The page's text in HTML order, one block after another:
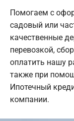
Помогаем с
садовый или
качественные
перевозкой,
оплатить нашу
также при
Ипотечный
компании.